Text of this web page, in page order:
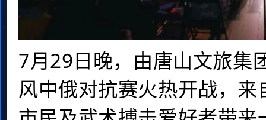
7月29日晚，由唐山文旅集
风中俄对抗赛火热开战，